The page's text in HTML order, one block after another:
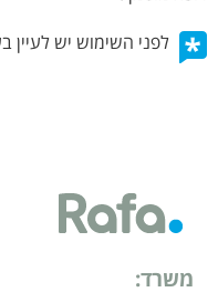
לפני השימוש יש לעיין
משרד: